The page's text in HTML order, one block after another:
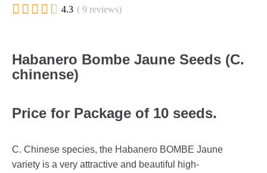
     4.3 ( 9 reviews)
Habanero Bombe Jaune Seeds (C.
chinense)
Price for Package of 10 seeds.
C. Chinese species, the Habanero BOMBE Jaune
variety is a very attractive and beautiful high-